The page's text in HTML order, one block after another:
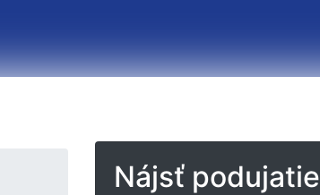
Nájsť podujatie